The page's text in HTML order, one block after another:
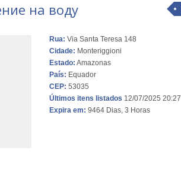
на воду
Rua: Via Santa Teresa 148
Cidade: Monteriggioni
Estado: Amazonas
País: Equador
CEP: 53035
Últimos itens listados 12/07/2025 20:27
Expira em: 9464 Dias, 3 Horas